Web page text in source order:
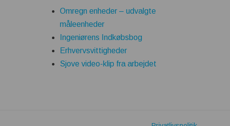
Omregn enheder – udvalgte
måleenheder
Ingeniørens Indkøbsbog
Erhvervsvittigheder
Sjove video-klip fra arbejdet